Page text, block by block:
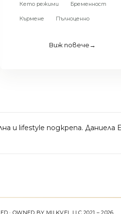
Кето режими Бременност
Кърмене Пълноценно
Виж повече→
и lifestyle подкрепа.
· OWNED BY MILKVEL LLC 2021 – 2026